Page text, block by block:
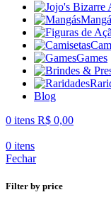
Games
Blog
0 itens R$ 0,00
0 itens
Fechar
Filter by price